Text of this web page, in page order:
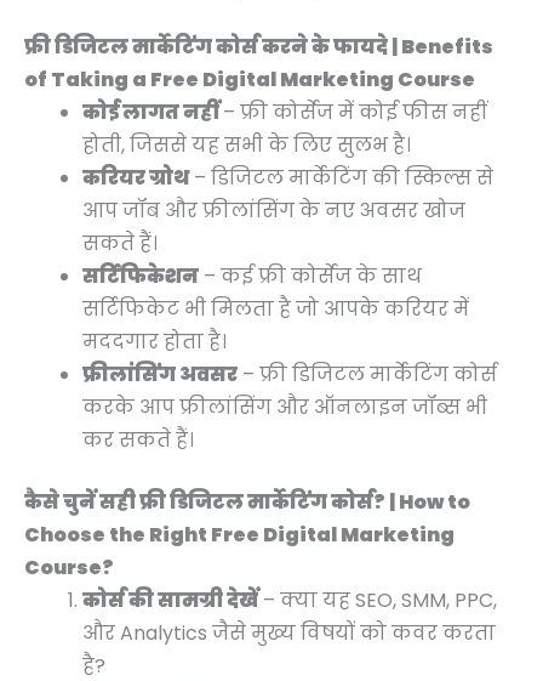
फ्री डिजिटल मार्केटिंग कोर्स करने के फायदे | Benefits
of Taking a Free Digital Marketing Course
कोई लागत नहीं– फ्री कोर्सेज में कोई फीस नहीं
होती, जिससे यह सभी के लिए सुलभ है।
करियर ग्रोथ– डिजिटल मार्केटिंग की स्किल्स से
आप जॉब और फ्रीलांसिंग के नए अवसर खोज
सकते हैं।
सर्टिफिकेशन – कई फ्री कोर्सेज के साथ
सर्टिफिकेट भी मिलता है जो आपके करियर में
मददगार होता है।
फ्रीलांसिंग अवसर – फ्री डिजिटल मार्केटिंग कोर्स
करके आप फ्रीलांसिंग और ऑनलाइन जॉब्स भी
कर सकते हैं।
कैसे चुनें सही फ्री डिजिटल मार्केटिंग कोर्स? | How to
Choose the Right Free Digital Marketing
Course?
कोर्स की सामग्री देखें– क्या यह SEO, SMM, PPC,
और Analytics जैसे मुख्य विषयों को कवर करता
है?